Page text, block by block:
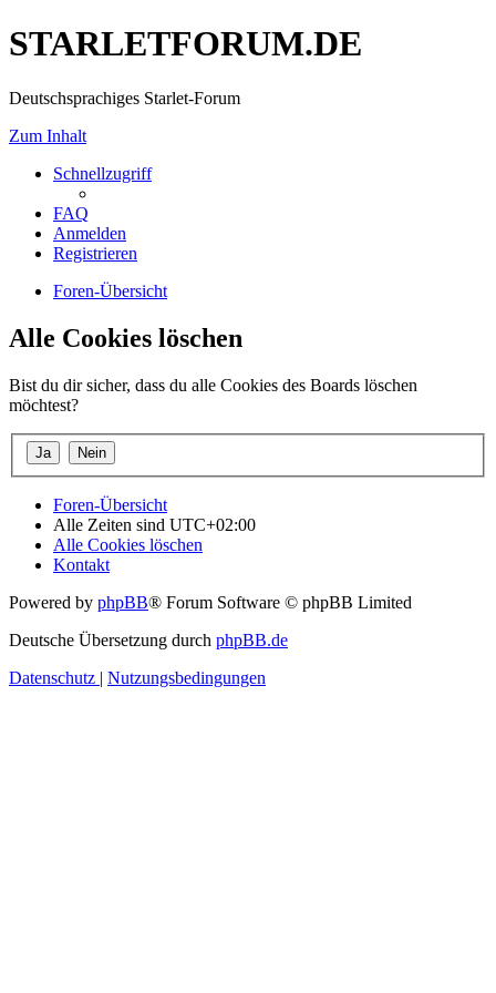
STARLETFORUM.DE
Deutschsprachiges Starlet-Forum
Zum Inhalt
Schnellzugriff
FAQ
Anmelden
Registrieren
Foren-Übersicht
Alle Cookies löschen
Bist du dir sicher, dass du alle Cookies des Boards löschen
möchtest?
Foren-Übersicht
Alle Zeiten sind UTC+02:00
Alle Cookies löschen
Kontakt
Powered by phpBB® Forum Software © phpBB Limited
Deutsche Übersetzung durch phpBB.de
Datenschutz | Nutzungsbedingungen